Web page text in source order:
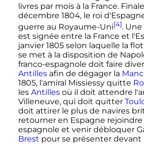
livres par mois à la France.
décembre 1804, le roi
guerre au Royaume-Uni[4].
est signée entre la France et
janvier 1805selon laquelle la
se met à la disposition de
franco-espagnole doit faire
Antillesafin de dégager la
1805, l'amiral Missiessy quitte
les Antillesoù il doit attendre
Villeneuve, qui doit quitter
doit attirer le plus de navires
retourner en Espagne
espagnole et venir débloquer
Brest pour se présenter devant